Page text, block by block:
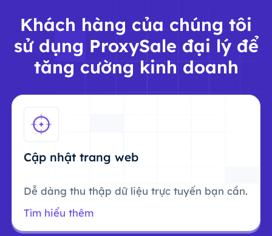
Khách hàng của chúng tôi
sử dụng ProxySale đại lý để
tăng cường kinh doanh
Cập nhật trang web
Dễ dàng thu thập dữ liệu trực tuyến bạn cần.
Tìm hiểu thêm